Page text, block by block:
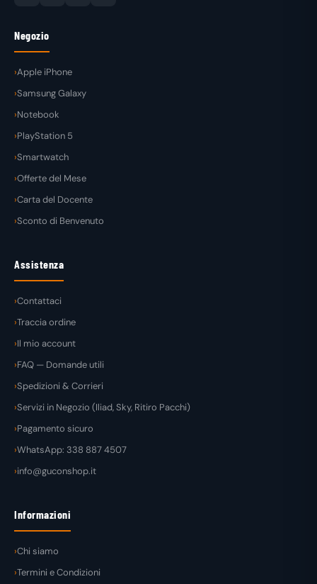
Negozio
Apple iPhone
Samsung Galaxy
Notebook
PlayStation 5
Smartwatch
Offerte del Mese
Carta del Docente
Sconto di Benvenuto
Assistenza
Contattaci
Traccia ordine
Il mio account
FAQ — Domande utili
Spedizioni & Corrieri
Servizi in Negozio (Iliad, Sky, Ritiro Pacchi)
Pagamento sicuro
WhatsApp: 338 887 4507
info@guconshop.it
Informazioni
Chi siamo
Termini e Condizioni